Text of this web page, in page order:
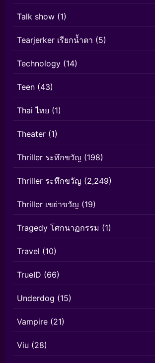
Talk show (1)
Tearjerker เรียกน้ำตา (5)
Technology (14)
Teen (43)
Thai ไทย (1)
Theater (1)
Thriller ระทึกขวัญ (198)
Thriller ระทึกขวัญ (2,249)
Thriller เขย่าขวัญ (19)
Tragedy โศกนาฏกรรม (1)
Travel (10)
TrueID (66)
Underdog (15)
Vampire (21)
Viu (28)